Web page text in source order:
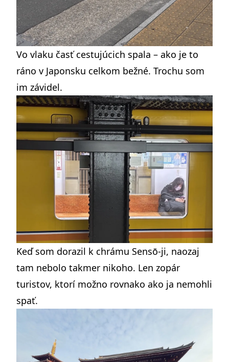
Vo vlaku časť cestujúcich spala – ako je to
ráno v Japonsku celkom bežné. Trochu som
im závidel.
Keď som dorazil k chrámu Sensō-ji, naozaj
tam nebolo takmer nikoho. Len zopár
turistov, ktorí možno rovnako ako ja nemohli
spať.